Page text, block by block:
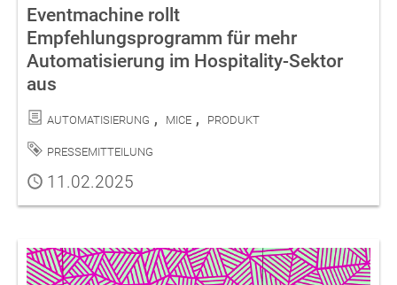
Eventmachine rollt
Empfehlungsprogramm für mehr
Automatisierung im Hospitality-Sektor
aus
Kategorien
Automatisierung MICE
Produkt
Schlagwort
Pressemitteilung
Publiziert
11.02.2025